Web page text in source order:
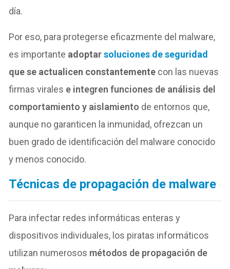
día.
Por eso, para protegerse eficazmente del malware,
es importante adoptarsoluciones de seguridad
que se actualicen constantemente con las nuevas
firmas virales e integren funciones de análisis del
comportamiento y aislamiento de entornos que,
aunque no garanticen la inmunidad, ofrezcan un
buen grado de identificación del malware conocido
y menos conocido.
Técnicas de propagación de malware
Para infectar redes informáticas enteras y
dispositivos individuales, los piratas informáticos
utilizan numerosos métodos de propagación de